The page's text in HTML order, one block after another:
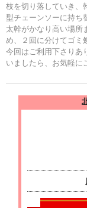
枝を切り落していき、
型チェーンソーに持ち
太幹がかなり高い場所
め、２回に分けてゴミ
今回はご利用下さりあ
いましたら、お気軽に